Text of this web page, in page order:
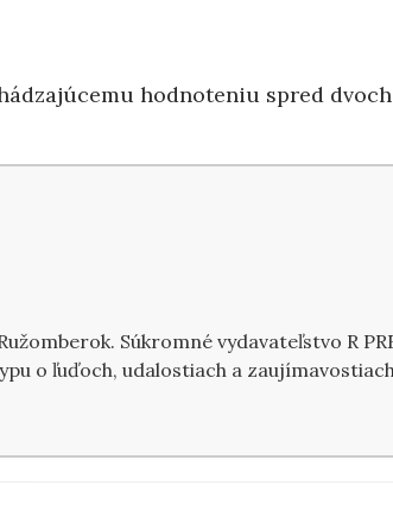
hodnoteniu spred
Súkromné vydavateľstvo R
o ľuďoch, udalostiach a